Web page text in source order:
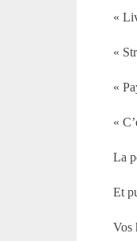
«
«
«
«
La
Et
Vos